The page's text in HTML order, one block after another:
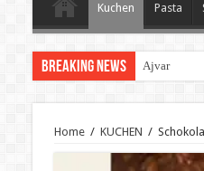
Kuchen Pasta
Breaking News Ajvar
Home / KUCHEN /